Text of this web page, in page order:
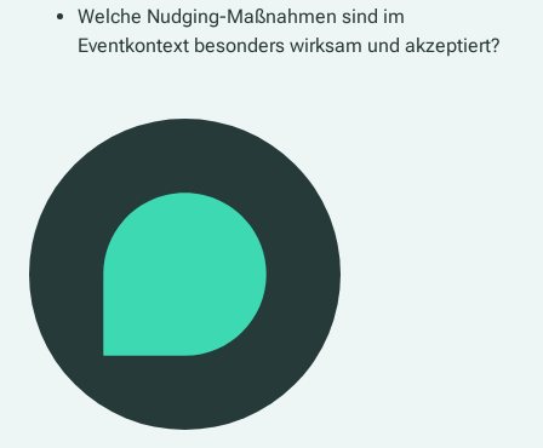
Welche Nudging-Maßnahmen sind im
Eventkontext besonders wirksam und akzeptiert?